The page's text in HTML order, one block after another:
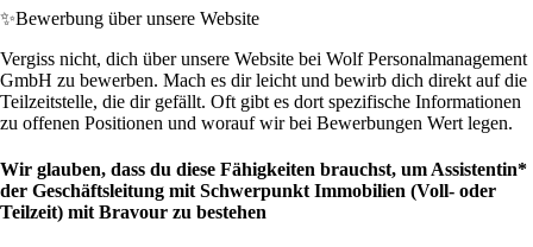
✨Bewerbung über unsere Website
Vergiss nicht, dich über unsere Website bei Wolf Personalmanagement
GmbH zu bewerben. Mach es dir leicht und bewirb dich direkt auf die
Teilzeitstelle, die dir gefällt. Oft gibt es dort spezifische Informationen
zu offenen Positionen und worauf wir bei Bewerbungen Wert legen.
Wir glauben, dass du diese Fähigkeiten brauchst, um Assistentin*
der Geschäftsleitung mit Schwerpunkt Immobilien (Voll- oder
Teilzeit) mit Bravour zu bestehen